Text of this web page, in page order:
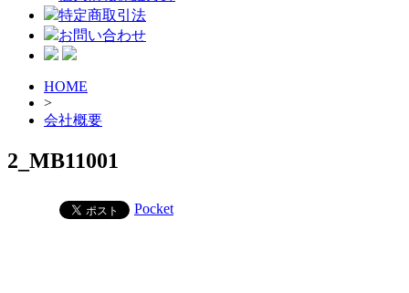
特定商取引法
お問い合わせ
HOME
>
会社概要
2_MB11001
Pocket